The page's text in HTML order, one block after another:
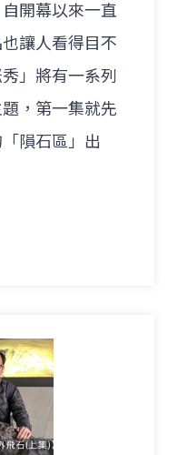
開幕以來一直
讓人看得目不
」將有一系列
，第一集就先
隕石區」出